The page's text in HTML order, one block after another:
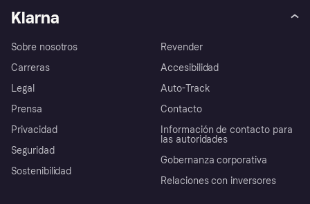
Klarna
Sobre nosotros
Carreras
Legal
Prensa
Privacidad
Seguridad
Sostenibilidad
Revender
Accesibilidad
Auto-Track
Contacto
Información de contacto para
las autoridades
Gobernanza corporativa
Relaciones con inversores